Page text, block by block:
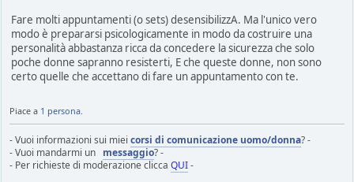
Fare molti appuntamenti (o sets) desensibilizzA. Ma l'unico vero
modo è prepararsi psicologicamente in modo da costruire una
personalità abbastanza ricca da concedere la sicurezza che solo
poche donne sapranno resisterti, E che queste donne, non sono
certo quelle che accettano di fare un appuntamento con te.
Piace a 1 persona
- Vuoi informazioni sui miei corsi di comunicazione uomo/donna? -
- Vuoi mandarmi un messaggio? -
- Per richieste di moderazione clicca QUI-